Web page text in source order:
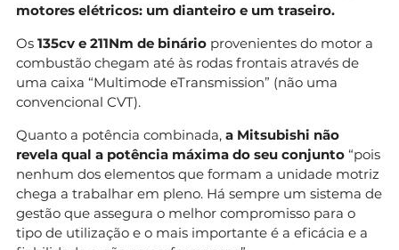
motores elétricos: um dianteiro e um traseiro.
Os 135cv e 211Nm de binário provenientes do motor a
combustão chegam até às rodas frontais através de
uma caixa “Multimode eTransmission” (não uma
convencional CVT).
Quanto a potência combinada, a Mitsubishi não
revela qual a potência máxima do seu conjunto “pois
nenhum dos elementos que formam a unidade motriz
chega a trabalhar em pleno. Há sempre um sistema de
gestão que assegura o melhor compromisso para o
tipo de utilização e o mais importante é a eficácia e a